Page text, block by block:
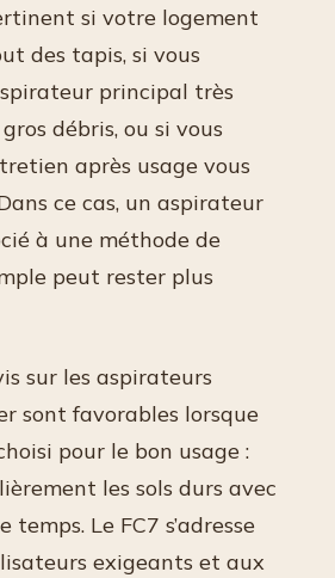
si votre logement
des tapis, si vous
principal très
débris, ou si vous
après usage vous
ce cas, un aspirateur
à une méthode de
peut rester plus
sur les aspirateurs
sont favorables lorsque
pour le bon usage :
les sols durs avec
Le FC7 s’adresse
exigeants et aux